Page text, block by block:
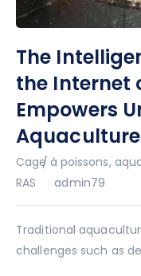
The
the Internet
Empowers
Cage à poissons,
RAS
Auteur
admin79
Traditional
challenges such as